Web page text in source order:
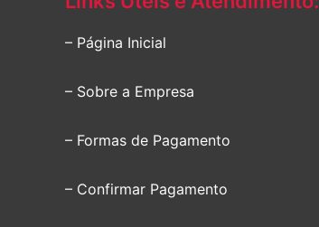
– Página Inicial
– Sobre a Empresa
– Formas de Pagamento
– Confirmar Pagamento